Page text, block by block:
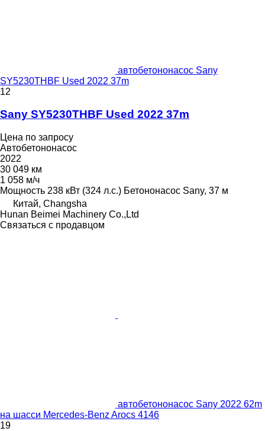
автобетононасос Sany
SY5230THBF Used 2022 37m
12
Sany SY5230THBF Used 2022 37m
Цена по запросу
Автобетононасос
2022
30 049 км
1 058 м/ч
Мощность 238 кВт (324 л.с.) Бетононасос Sany, 37 м
Китай, Changsha
Hunan Beimei Machinery Co.,Ltd
Связаться с продавцом
автобетононасос Sany 2022 62m
на шасси Mercedes-Benz Arocs 4146
19